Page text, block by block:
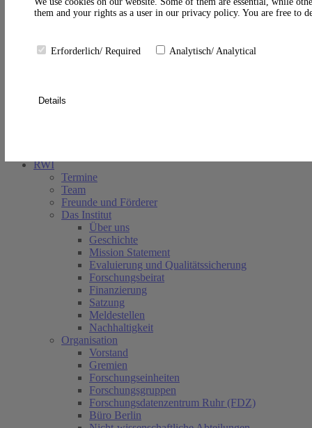
Suche schließen
RWI
Termine
Team
Freunde und Förderer
Das Institut
Über uns
Geschichte
Mission Statement
Evaluierung und Qualitätssicherung
Forschungsbeirat
Finanzierung
Satzung
Meldestellen
Nachhaltigkeit
Organisation
Vorstand
Gremien
Forschungseinheiten
Forschungsgruppen
Forschungsdatenzentrum Ruhr (FDZ)
Büro Berlin
them and your rights as a user in our privacy policy. You are free to
Erforderlich/ Required Analytisch/ Analytical
Details